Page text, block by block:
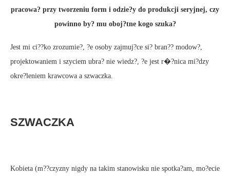
pracowa? przy tworzeniu form i odzie?y do produkcji seryjnej, czy
powinno by? mu oboj?tne kogo szuka?
Jest mi ci??ko zrozumie?, ?e osoby zajmuj?ce si? bran?? modow?,
projektowaniem i szyciem ubra? nie wiedz?, ?e jest r�?nica mi?dzy
okre?leniem krawcowa a szwaczka.
SZWACZKA
Kobieta (m??czyzny nigdy na takim stanowisku nie spotka?am, mo?ecie